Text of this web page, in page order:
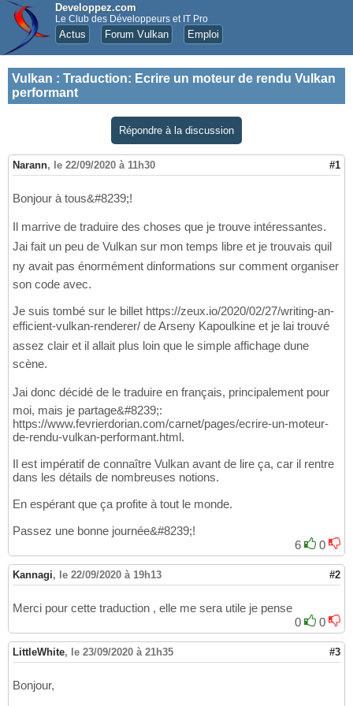
Developpez.com
Le Club des Développeurs et IT Pro
Actus Forum Vulkan Emploi
Vulkan : Traduction: Ecrire un moteur de rendu Vulkan
performant
Répondre à la discussion
Narann, le 22/09/2020 à 11h30 #1
Bonjour à tous&#8239;!
Il marrive de traduire des choses que je trouve intéressantes.
Jai fait un peu de Vulkan sur mon temps libre et je trouvais quil
ny avait pas énormément dinformations sur comment organiser
son code avec.
Je suis tombé sur le billet https://zeux.io/2020/02/27/writing-an-
efficient-vulkan-renderer/ de Arseny Kapoulkine et je lai trouvé
assez clair et il allait plus loin que le simple affichage dune
scène.
Jai donc décidé de le traduire en français, principalement pour
moi, mais je partage&#8239;:
https://www.fevrierdorian.com/carnet/pages/ecrire-un-moteur-
de-rendu-vulkan-performant.html.
Il est impératif de connaître Vulkan avant de lire ça, car il rentre
dans les détails de nombreuses notions.
En espérant que ça profite à tout le monde.
Passez une bonne journée&#8239;!
6
0
Kannagi, le 22/09/2020 à 19h13 #2
Merci pour cette traduction , elle me sera utile je pense
0
0
LittleWhite, le 23/09/2020 à 21h35 #3
Bonjour,